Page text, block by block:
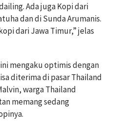
Ada juga Kopi dari
dan di Sunda Arumanis.
dari Jawa Timur,” jelas
mengaku optimis dengan
diterima di pasar Thailand
warga Thailand
memang sedang